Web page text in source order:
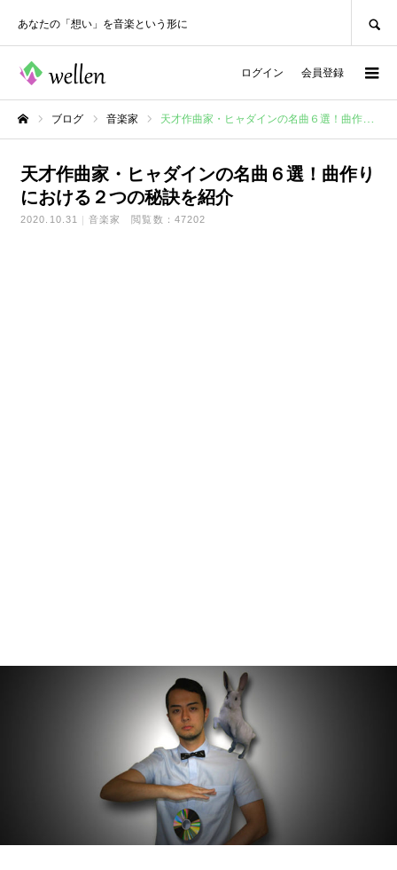
あなたの「想い」を音楽という形に
ログイン 会員登録
ブログ 音楽家 天才作曲家・ヒャダインの名曲６選！曲作りにおける２つの秘訣を紹介
天才作曲家・ヒャダインの名曲６選！曲作り
における２つの秘訣を紹介
2020.10.31 音楽家 閲覧数：47202